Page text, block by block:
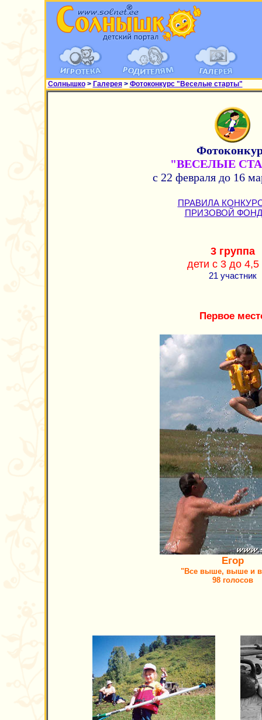
Солнышко> Галерея> Фотоконкурс "Веселые старты"
"ВЕСЕЛЫЕ
с 22 февраля до 16
ПРАВИЛА
ПРИЗОВОЙ ФОНД
3 группа
дети c 3 до 4,5
21 участник
Первое
Егор
"Все выше, выше и
98 голосов